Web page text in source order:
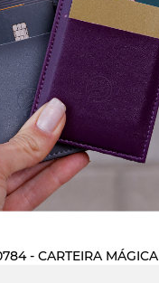
- CARTEIRA MÁGICA